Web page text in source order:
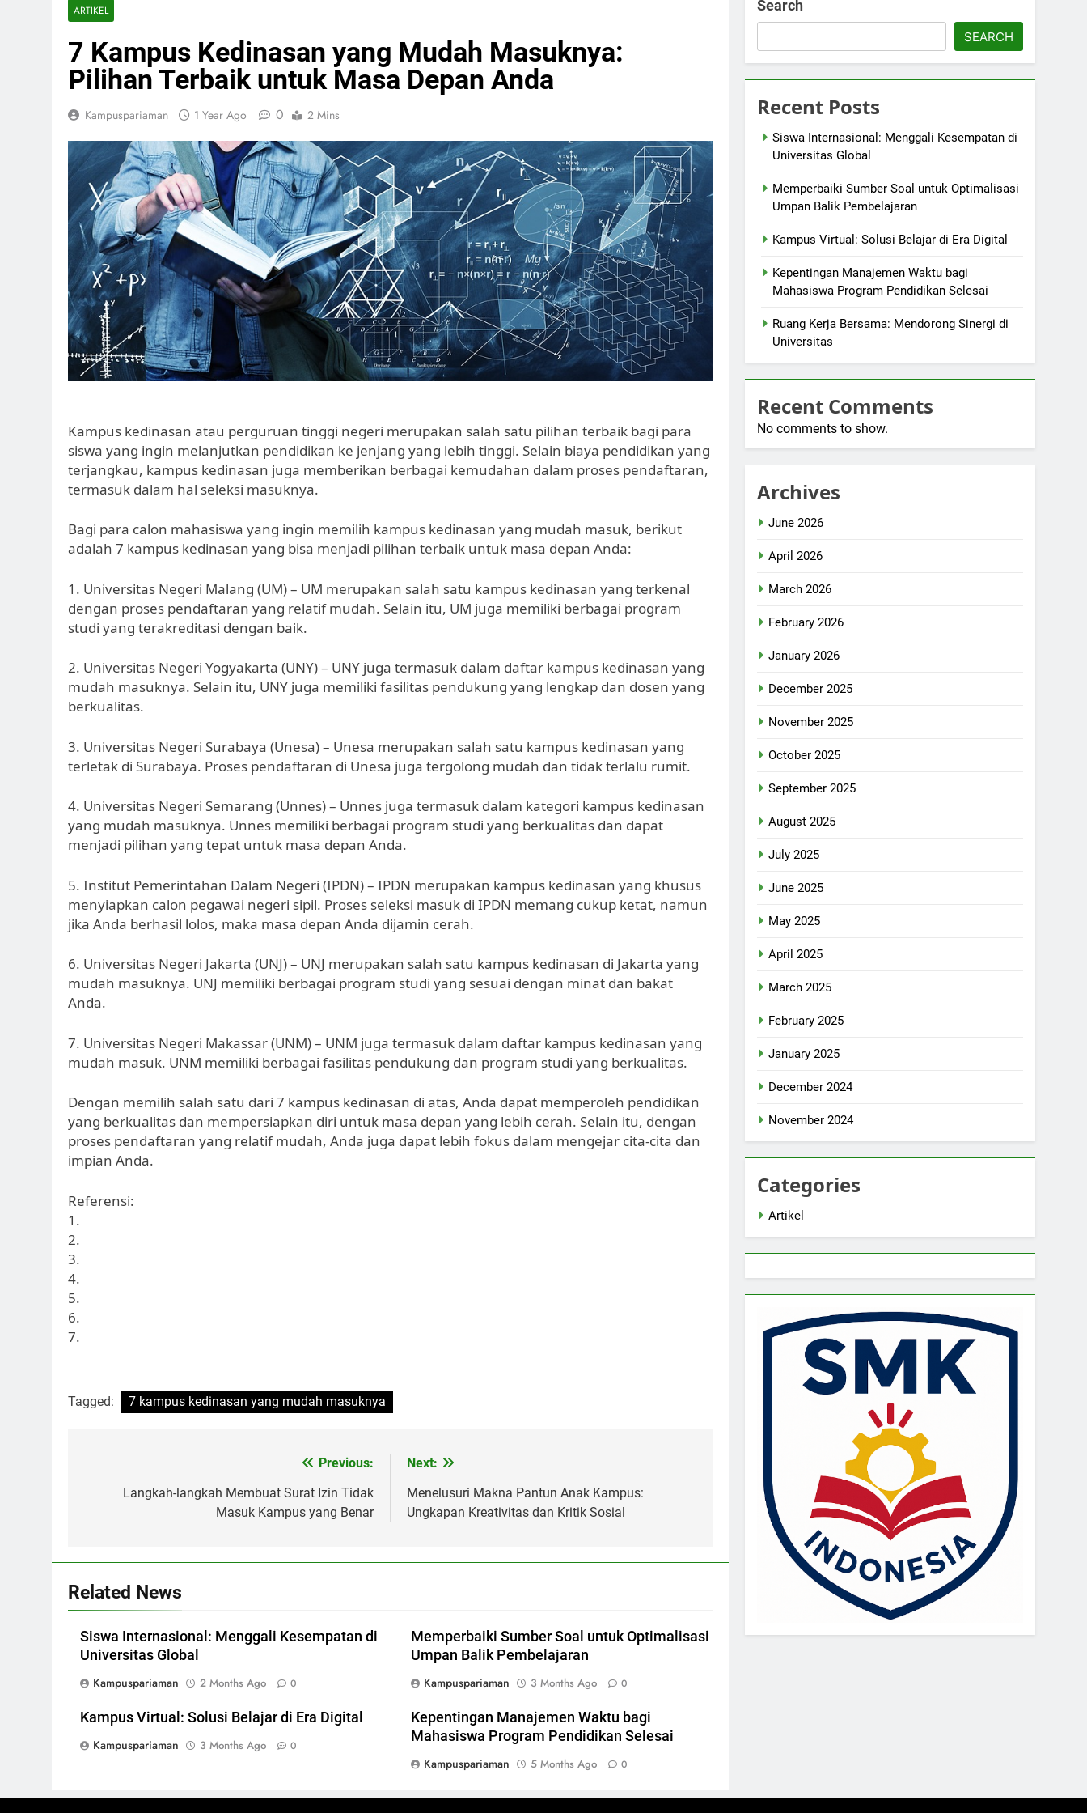
ARTIKEL
7 Kampus Kedinasan yang Mudah Masuknya:
Pilihan Terbaik untuk Masa Depan Anda
Kampuspariaman 1 Year Ago 0 2 Mins
Kampus kedinasan atau perguruan tinggi negeri merupakan salah satu pilihan terbaik bagi para
siswa yang ingin melanjutkan pendidikan ke jenjang yang lebih tinggi. Selain biaya pendidikan yang
terjangkau, kampus kedinasan juga memberikan berbagai kemudahan dalam proses pendaftaran,
termasuk dalam hal seleksi masuknya.
Bagi para calon mahasiswa yang ingin memilih kampus kedinasan yang mudah masuk, berikut
adalah 7 kampus kedinasan yang bisa menjadi pilihan terbaik untuk masa depan Anda:
1. Universitas Negeri Malang (UM) – UM merupakan salah satu kampus kedinasan yang terkenal
dengan proses pendaftaran yang relatif mudah. Selain itu, UM juga memiliki berbagai program
studi yang terakreditasi dengan baik.
2. Universitas Negeri Yogyakarta (UNY) – UNY juga termasuk dalam daftar kampus kedinasan yang
mudah masuknya. Selain itu, UNY juga memiliki fasilitas pendukung yang lengkap dan dosen yang
berkualitas.
3. Universitas Negeri Surabaya (Unesa) – Unesa merupakan salah satu kampus kedinasan yang
terletak di Surabaya. Proses pendaftaran di Unesa juga tergolong mudah dan tidak terlalu rumit.
4. Universitas Negeri Semarang (Unnes) – Unnes juga termasuk dalam kategori kampus kedinasan
yang mudah masuknya. Unnes memiliki berbagai program studi yang berkualitas dan dapat
menjadi pilihan yang tepat untuk masa depan Anda.
5. Institut Pemerintahan Dalam Negeri (IPDN) – IPDN merupakan kampus kedinasan yang khusus
menyiapkan calon pegawai negeri sipil. Proses seleksi masuk di IPDN memang cukup ketat, namun
jika Anda berhasil lolos, maka masa depan Anda dijamin cerah.
6. Universitas Negeri Jakarta (UNJ) – UNJ merupakan salah satu kampus kedinasan di Jakarta yang
mudah masuknya. UNJ memiliki berbagai program studi yang sesuai dengan minat dan bakat
Anda.
7. Universitas Negeri Makassar (UNM) – UNM juga termasuk dalam daftar kampus kedinasan yang
mudah masuk. UNM memiliki berbagai fasilitas pendukung dan program studi yang berkualitas.
Dengan memilih salah satu dari 7 kampus kedinasan di atas, Anda dapat memperoleh pendidikan
yang berkualitas dan mempersiapkan diri untuk masa depan yang lebih cerah. Selain itu, dengan
proses pendaftaran yang relatif mudah, Anda juga dapat lebih fokus dalam mengejar cita-cita dan
impian Anda.
Referensi:
1.
2.
3.
4.
5.
6.
7.
Tagged: 7 kampus kedinasan yang mudah masuknya
navigation
Previous:
Langkah-langkah Membuat Surat Izin Tidak
Masuk Kampus yang Benar
Next:
Menelusuri Makna Pantun Anak Kampus:
Ungkapan Kreativitas dan Kritik Sosial
Related News
Siswa Internasional: Menggali Kesempatan di
Universitas Global
Kampuspariaman
2 Months Ago 0
Memperbaiki Sumber Soal untuk Optimalisasi
Umpan Balik Pembelajaran
Kampuspariaman
3 Months Ago 0
Kampus Virtual: Solusi Belajar di Era Digital
Kampuspariaman
3 Months Ago 0
Kepentingan Manajemen Waktu bagi
Mahasiswa Program Pendidikan Selesai
Kampuspariaman
5 Months Ago 0
Search
SEARCH
Recent Posts
Siswa Internasional: Menggali Kesempatan di
Universitas Global
Memperbaiki Sumber Soal untuk Optimalisasi
Umpan Balik Pembelajaran
Kampus Virtual: Solusi Belajar di Era Digital
Kepentingan Manajemen Waktu bagi
Mahasiswa Program Pendidikan Selesai
Ruang Kerja Bersama: Mendorong Sinergi di
Universitas
Recent Comments
No comments to show.
Archives
June 2026
April 2026
March 2026
February 2026
January 2026
December 2025
November 2025
October 2025
September 2025
August 2025
July 2025
June 2025
May 2025
April 2025
March 2025
February 2025
January 2025
December 2024
November 2024
Categories
Artikel